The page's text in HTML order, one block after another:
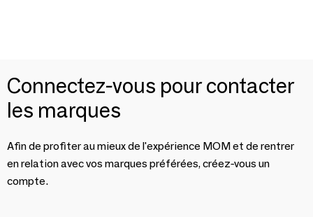
Connectez-vous pour contacter
les marques
Afin de profiter au mieux de l'expérience MOM et de rentrer
en relation avec vos marques préférées, créez-vous un
compte.